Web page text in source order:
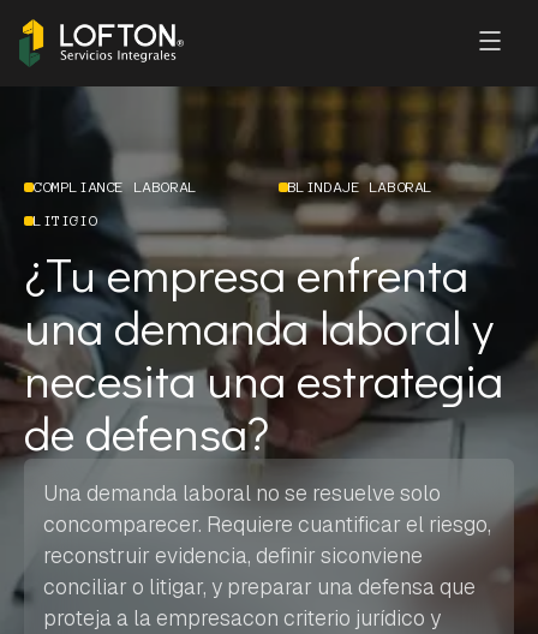
COMPLIANCE LABORAL BLINDAJE LABORAL
LITIGIO
¿Tu empresa enfrenta
una demanda laboral y
necesita una estrategia
de defensa?
Una demanda laboral no se resuelve solo
concomparecer. Requiere cuantificar el riesgo,
reconstruir evidencia, definir siconviene
conciliar o litigar, y preparar una defensa que
proteja a la empresacon criterio jurídico y